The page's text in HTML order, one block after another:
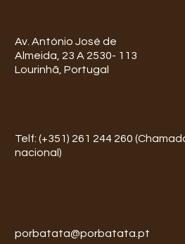
Av. António José de
Almeida, 23 A 2530- 113
Lourinhã, Portugal
Telf: (+351) 261 244 260
nacional)
porbatata@porbatata.pt